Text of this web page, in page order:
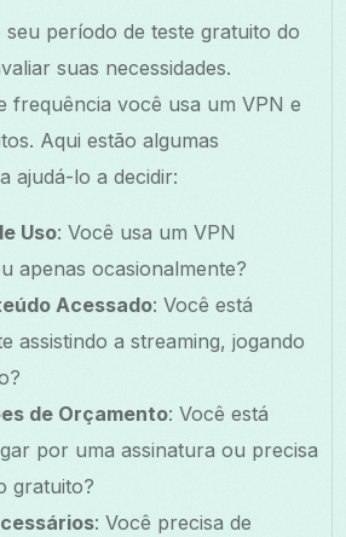
período de teste gratuito do
suas necessidades.
frequência você usa um VPN e
Aqui estão algumas
ajudá-lo a decidir:
Uso: Você usa um VPN
apenas ocasionalmente?
Acessado: Você está
assistindo a streaming, jogando
de Orçamento: Você está
por uma assinatura ou precisa
gratuito?
: Você precisa de